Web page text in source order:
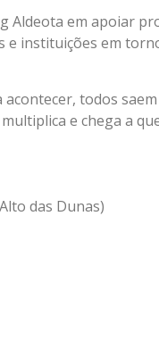
Aldeota em apoiar
instituições em
todos
e chega a
das Dunas)